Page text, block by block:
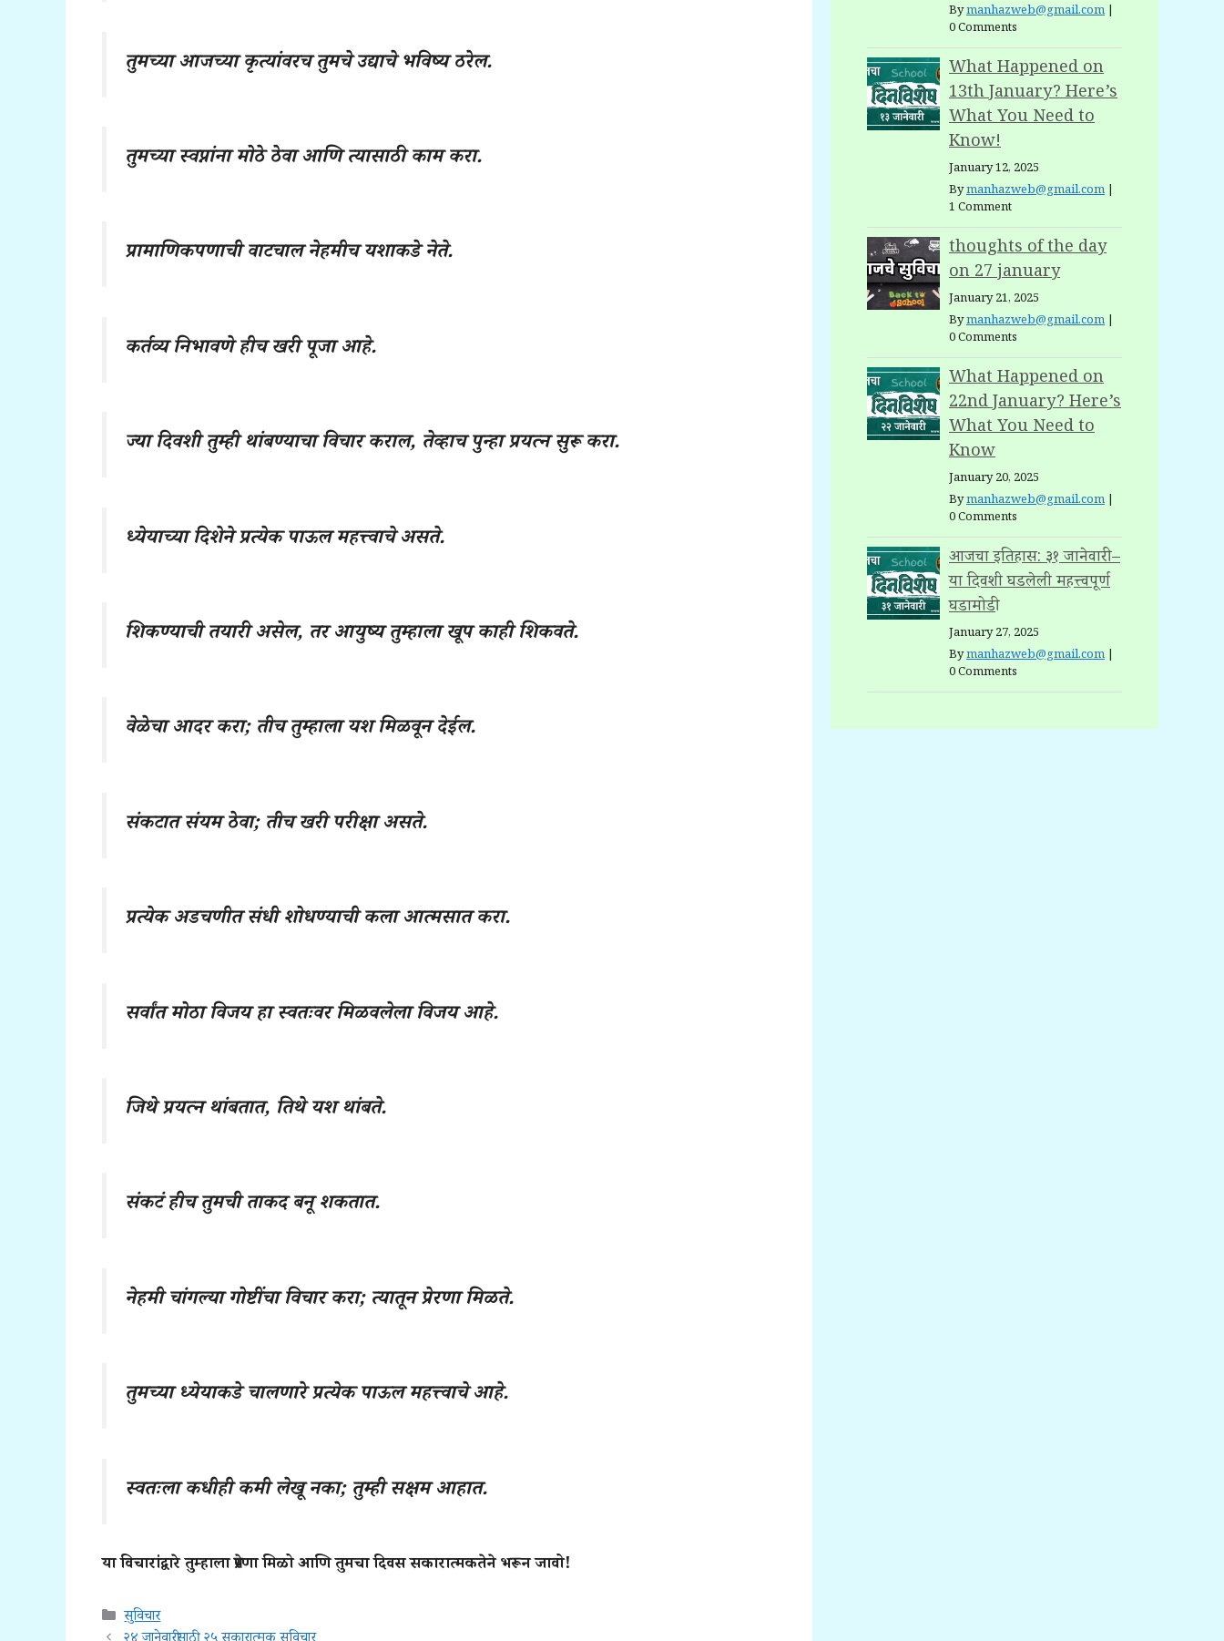
तुमच्या आजच्या कृत्यांवरच तुमचे उद्याचे भविष्य ठरेल.
तुमच्या स्वप्नांना मोठे ठेवा आणि त्यासाठी काम करा.
प्रामाणिकपणाची वाटचाल नेहमीच यशाकडे नेते.
कर्तव्य निभावणे हीच खरी पूजा आहे.
ज्या दिवशी तुम्ही थांबण्याचा विचार कराल, तेव्हाच पुन्हा प्रयत्न सुरू करा.
ध्येयाच्या दिशेने प्रत्येक पाऊल महत्त्वाचे असते.
शिकण्याची तयारी असेल, तर आयुष्य तुम्हाला खूप काही शिकवते.
वेळेचा आदर करा; तीच तुम्हाला यश मिळवून देईल.
संकटात संयम ठेवा; तीच खरी परीक्षा असते.
प्रत्येक अडचणीत संधी शोधण्याची कला आत्मसात करा.
सर्वांत मोठा विजय हा स्वतःवर मिळवलेला विजय आहे.
जिथे प्रयत्न थांबतात, तिथे यश थांबते.
संकटं हीच तुमची ताकद बनू शकतात.
नेहमी चांगल्या गोष्टींचा विचार करा; त्यातून प्रेरणा मिळते.
तुमच्या ध्येयाकडे चालणारे प्रत्येक पाऊल महत्त्वाचे आहे.
स्वतःला कधीही कमी लेखू नका; तुम्ही सक्षम आहात.
या विचारांद्वारे तुम्हाला प्रेरणा मिळो आणि तुमचा दिवस सकारात्मकतेने भरून जावो!
Categories
सुविचार
Bymanhazweb@gmail.com
0 Comments
What Happened on
13th January? Here’s
What You Need to
Know!
January 12, 2025
Bymanhazweb@gmail.com
1 Comment
thoughts of the day
on 27 january
January 21, 2025
Bymanhazweb@gmail.com
0 Comments
What Happened on
22nd January? Here’s
What You Need to
Know
January 20, 2025
Bymanhazweb@gmail.com
0 Comments
आजचा इतिहास: ३१ जानेवारी –
या दिवशी घडलेली महत्त्वपूर्ण
घडामोडी
January 27, 2025
Bymanhazweb@gmail.com
0 Comments